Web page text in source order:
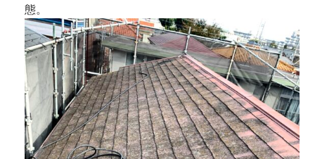
態。